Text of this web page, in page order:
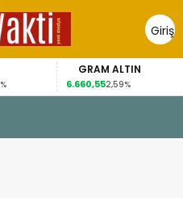
Giriş
Yap
GRAM ALTIN
6.660,552,59%